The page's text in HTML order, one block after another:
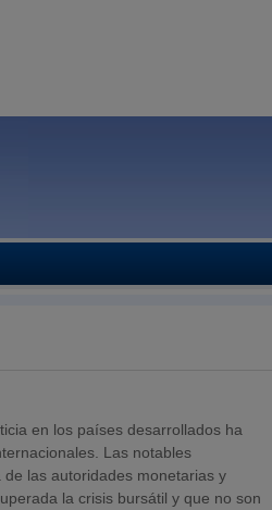
en los países desarrollados ha
Las notables
las autoridades monetarias y
la crisis bursátil y que no son